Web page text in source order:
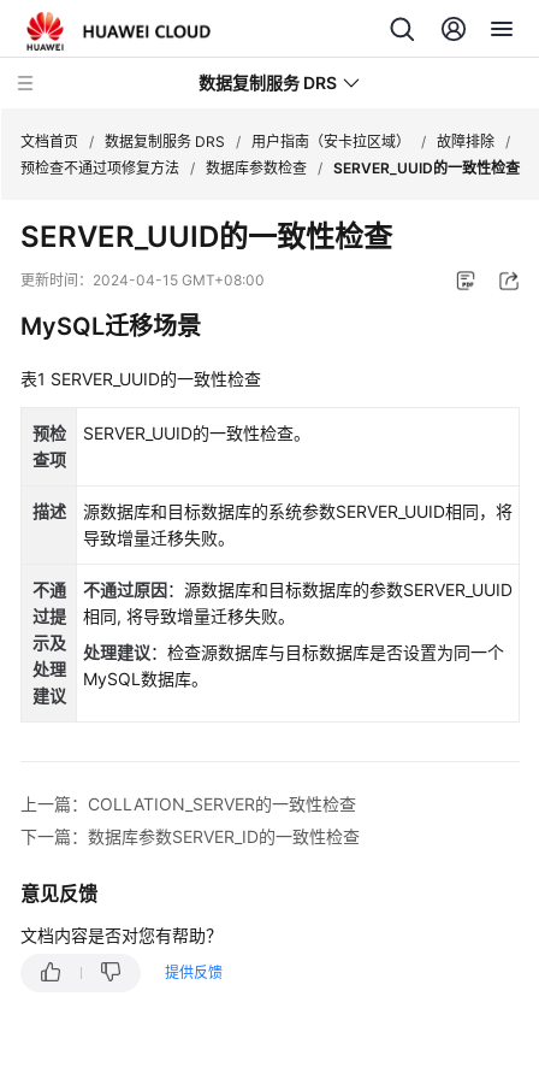
数据复制服务 DRS
新
动
品
绍
费
快
速
入
门
指
南
最
实
践
文档首页 / 数据复制服务 DRS / 用户指南（安卡拉区域） / 故障排除 /
预检查不通过项修复方法 / 数据库参数检查 / SERVER_UUID的一致性检查
SERVER_UUID的一致性检查
更新时间： 2024-04-15 GMT+08:00
MySQL迁移场景
表1 SERVER_UUID的一致性检查
预检
查项
SERVER_UUID的一致性检查。
描述
源数据库和目标数据库的系统参数SERVER_UUID相同，将
导致增量迁移失败。
不通
过提
示及
处理
建议
不通过原因：源数据库和目标数据库的参数SERVER_UUID
相同, 将导致增量迁移失败。
处理建议：检查源数据库与目标数据库是否设置为同一个
MySQL数据库。
上一篇：COLLATION_SERVER的一致性检查
下一篇：数据库参数SERVER_ID的一致性检查
意见反馈
文档内容是否对您有帮助？
提供反馈